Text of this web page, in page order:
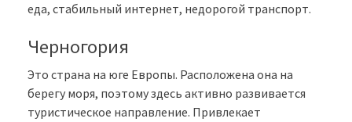
еда, стабильный интернет, недорогой транспорт.
Черногория
Это страна на юге Европы. Расположена она на
берегу моря, поэтому здесь активно развивается
туристическое направление. Привлекает